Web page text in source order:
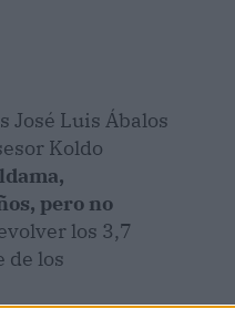
José Luis Ábalos
Koldo
pero no
los 3,7
de los